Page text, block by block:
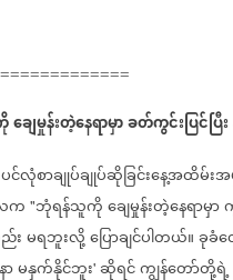
ချေမှုန်းတဲ့နေရာမှာခတ်ကွင်းပြင်ပြီး
ပင်လုံစာချုပ်ချုပ်ဆိုခြင်းနေ့အထိမ်း
က "ဘုံရန်သူကိုချေမှုန်းတဲ့နေရာမှာ
းမရဘူးလို့ပြောချင်ပါတယ်။ခုခံ
ာမနှက်နိုင်ဘူး' ဆိုရင်ကျွန်တော်တို့ရဲ့